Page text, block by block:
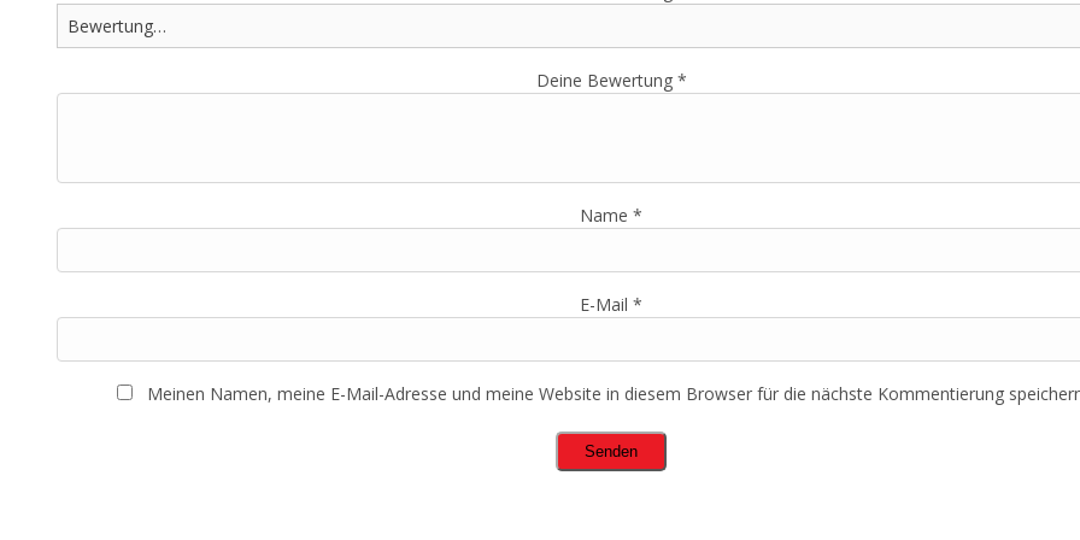
Deine Bewertung *
Name *
E-Mail *
Meinen Namen, meine E-Mail-Adresse und meine Website in diesem Browser für die nächste Kommentierung